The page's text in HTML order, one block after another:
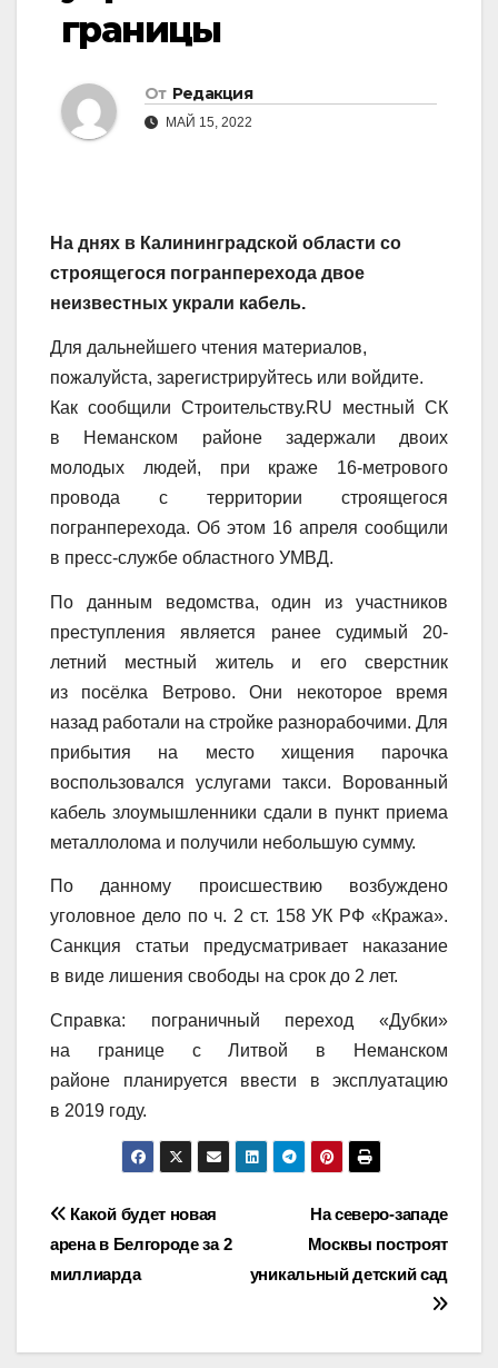
границы
От Редакция
МАЙ 15, 2022
На днях в Калининградской области со
строящегося погранперехода двое
неизвестных украли кабель.
Для дальнейшего чтения материалов,
пожалуйста, зарегистрируйтесь или войдите.
Как сообщили Строительству.RU местный СК
в Неманском районе задержали двоих
молодых людей, при краже 16-метрового
провода с территории строящегося
погранперехода. Об этом 16 апреля сообщили
в пресс-службе областного УМВД.
По данным ведомства, один из участников
преступления является ранее судимый 20-
летний местный житель и его сверстник
из посёлка Ветрово. Они некоторое время
назад работали на стройке разнорабочими. Для
прибытия на место хищения парочка
воспользовался услугами такси. Ворованный
кабель злоумышленники сдали в пункт приема
металлолома и получили небольшую сумму.
По данному происшествию возбуждено
уголовное дело по ч. 2 ст. 158 УК РФ «Кража».
Санкция статьи предусматривает наказание
в виде лишения свободы на срок до 2 лет.
Справка: пограничный переход «Дубки»
на границе с Литвой в Неманском
районе планируется ввести в эксплуатацию
в 2019 году.
Навигация
по
На северо-западе
Москвы построят
уникальный детский сад
Какой будет новая
арена в Белгороде за 2
миллиарда